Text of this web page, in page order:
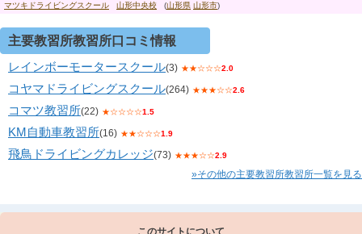
マツキドライビングスクール 山形中央校 (山形県 山形市)
主要教習所教習所口コミ情報
レインボーモータースクール(3) ★★☆☆☆2.0
コヤマドライビングスクール(264) ★★★☆☆2.6
コマツ教習所(22) ★☆☆☆☆1.5
KM自動車教習所(16) ★★☆☆☆1.9
飛鳥ドライビングカレッジ(73) ★★★☆☆2.9
»その他の主要教習所教習所一覧を見る
このサイトについて